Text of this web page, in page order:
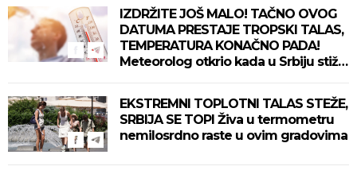
IZDRŽITE JOŠ MALO! TAČNO OVOG
DATUMA PRESTAJE TROPSKI TALAS,
TEMPERATURA KONAČNO PADA!
Meteorolog otkrio kada u Srbiju stiže
EKSTREMNI TOPLOTNI TALAS STEŽE,
SRBIJA SE TOPI Živa u termometru
nemilosrdno raste u ovim gradovima